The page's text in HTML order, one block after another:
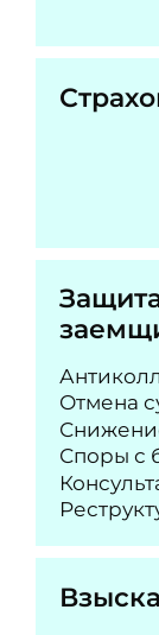
Отмена
Споры с